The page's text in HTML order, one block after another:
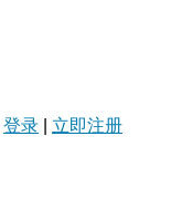
登录 立即注册